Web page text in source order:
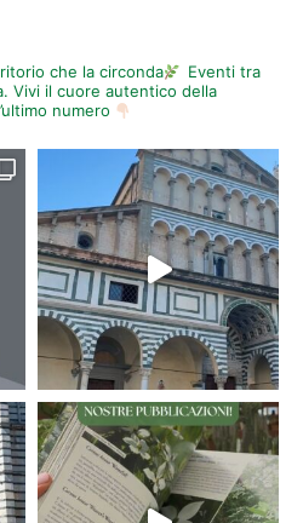
che la circonda
Eventi tra
Vivi il cuore autentico della
numero